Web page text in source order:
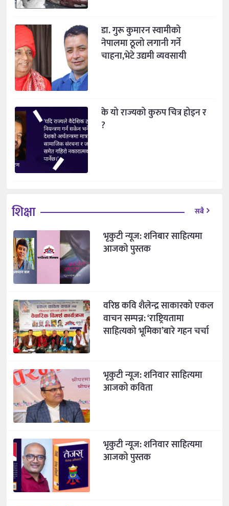
डा. गुरू कुमारन स्वामीको
नेपालमा ठूलो लगानी गर्ने
चाहना,भेटे उद्यमी व्यवसायी
के यो राज्यको कुरुप चित्र होइन र
?
शिक्षा सबै
भृकुटी न्यूज: शनिबार साहित्यमा
आजको पुस्तक
वरिष्ठ कवि शैलेन्द्र साकारको एकल
वाचन सम्पन्न: ‘राष्ट्रियतामा
साहित्यको भूमिका’बारे गहन चर्चा
भृकुटी न्यूज: शनिवार साहित्यमा
आजको कविता
भृकुटी न्यूज: शनिवार साहित्यमा
आजको पुस्तक